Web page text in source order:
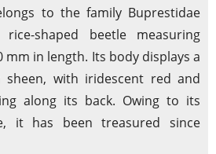
to the family Buprestidae
shaped beetle measuring
mm in length. Its body displays a
sheen, with iridescent red and
along its back. Owing to its
it has been treasured since